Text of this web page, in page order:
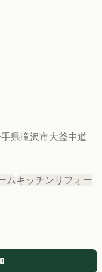
県滝沢市大釜中道
ムキッチンリフォー